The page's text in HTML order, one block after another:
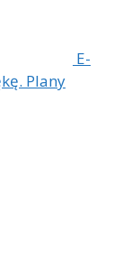
E-
Plany